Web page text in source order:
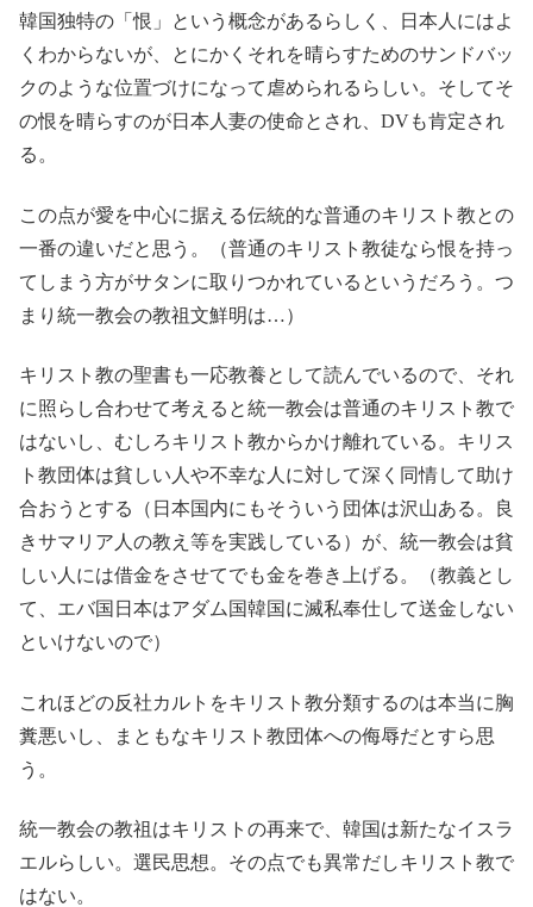
韓国独特の「恨」という概念があるらしく、日本人にはよ
くわからないが、とにかくそれを晴らすためのサンドバッ
クのような位置づけになって虐められるらしい。そしてそ
の恨を晴らすのが日本人妻の使命とされ、DVも肯定され
る。
この点が愛を中心に据える伝統的な普通のキリスト教との
一番の違いだと思う。（普通のキリスト教徒なら恨を持っ
てしまう方がサタンに取りつかれているというだろう。つ
まり統一教会の教祖文鮮明は…）
キリスト教の聖書も一応教養として読んでいるので、それ
に照らし合わせて考えると統一教会は普通のキリスト教で
はないし、むしろキリスト教からかけ離れている。キリス
ト教団体は貧しい人や不幸な人に対して深く同情して助け
合おうとする（日本国内にもそういう団体は沢山ある。良
きサマリア人の教え等を実践している）が、統一教会は貧
しい人には借金をさせてでも金を巻き上げる。（教義とし
て、エバ国日本はアダム国韓国に滅私奉仕して送金しない
といけないので）
これほどの反社カルトをキリスト教分類するのは本当に胸
糞悪いし、まともなキリスト教団体への侮辱だとすら思
う。
統一教会の教祖はキリストの再来で、韓国は新たなイスラ
エルらしい。選民思想。その点でも異常だしキリスト教で
はない。